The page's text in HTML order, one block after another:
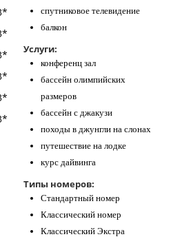
спутниковое телевидение
балкон
Услуги:
конференц зал
бассейн олимпийских
размеров
бассейн с джакузи
походы в джунгли на слонах
путешествие на лодке
курс дайвинга
Типы номеров:
Стандартный номер
Классический номер
Классический Экстра